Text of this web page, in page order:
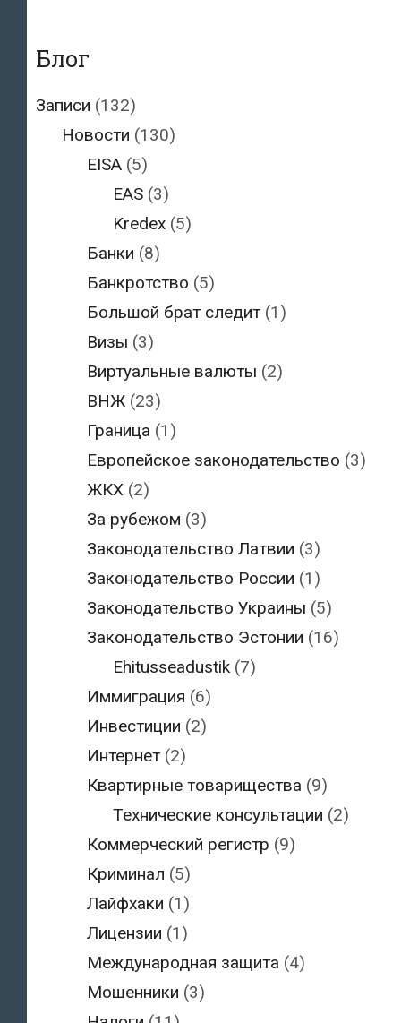
Блог
Записи (132)
Новости (130)
EISA (5)
EAS(3)
Kredex(5)
Банки (8)
Банкротство (5)
Большой брат следит (1)
Визы (3)
Виртуальные валюты (2)
ВНЖ (23)
Граница (1)
Европейское законодательство (3)
ЖКХ (2)
За рубежом (3)
Законодательство Латвии (3)
Законодательство России (1)
Законодательство Украины (5)
Законодательство Эстонии (16)
Ehitusseadustik(7)
Иммиграция (6)
Инвестиции (2)
Интернет (2)
Квартирные товарищества (9)
Технические консультации (2)
Коммерческий регистр (9)
Криминал (5)
Лайфхаки (1)
Лицензии (1)
Международная защита (4)
Мошенники (3)